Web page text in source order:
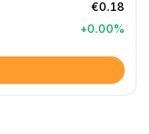
€0.18
+0.00%